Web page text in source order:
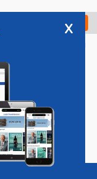
Check in
Vacatures
x